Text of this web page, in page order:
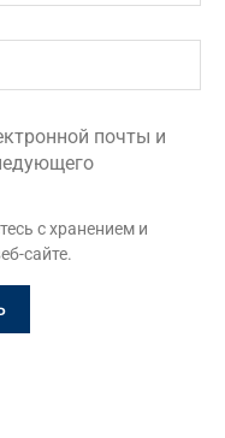
почты и
с хранением и
сайте.